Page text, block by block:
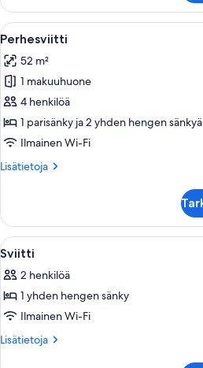
Single
Room
Avaa
kaikki
huonetyypin
Perhesviitti
kuvat
6
Perhesviitti
52 m²
1 makuuhuone
4 henkilöä
1 parisänky ja 2 yhden hengen sänkyä
Ilmainen Wi-Fi
Lisätietoja
Lisätietoja
Avaa
kaikki
huonetyypin
Sviitti
kuvat
4
Sviitti
2 henkilöä
1 yhden hengen sänky
Ilmainen Wi-Fi
Lisätietoja
Lisätietoja